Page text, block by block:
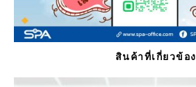
สินค้าที่เกี่ยวข้อง